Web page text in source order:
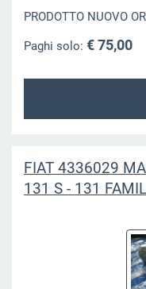
PRODOTTO NUOVO
Paghi solo: € 75,00
FIAT 4336029
131 S - 131